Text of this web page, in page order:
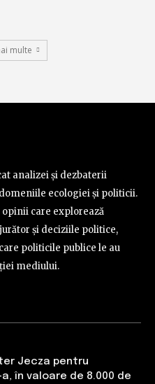
multe
analizei și dezbaterii
ecologiei și politicii.
care explorează
și deciziile politice,
politicile publice le au
mediului.
Jecza pentru
în valoare de 8.000 de